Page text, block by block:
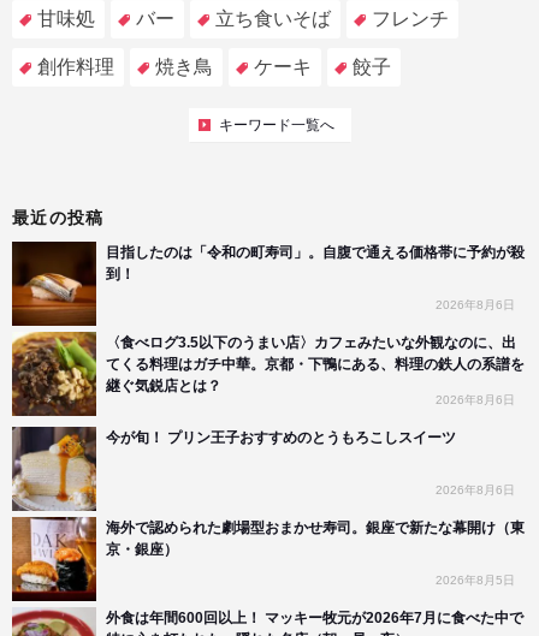
甘味処 バー 立ち食いそば フレンチ
創作料理 焼き鳥 ケーキ 餃子
キーワード一覧へ
最近の投稿
目指したのは「令和の町寿司」。自腹で通える価格帯に予約が殺
到！
2026年8月6日
〈食べログ3.5以下のうまい店〉カフェみたいな外観なのに、出
てくる料理はガチ中華。京都・下鴨にある、料理の鉄人の系譜を
継ぐ気鋭店とは？
2026年8月6日
今が旬！ プリン王子おすすめのとうもろこしスイーツ
2026年8月6日
海外で認められた劇場型おまかせ寿司。銀座で新たな幕開け（東
京・銀座）
2026年8月5日
外食は年間600回以上！ マッキー牧元が2026年7月に食べた中で